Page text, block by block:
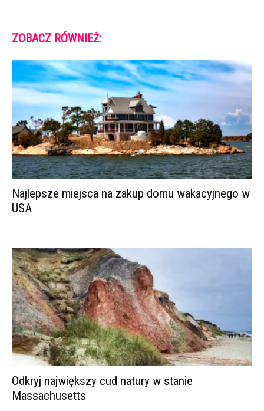
ZOBACZ RÓWNIEŻ:
Najlepsze miejsca na zakup domu wakacyjnego w
USA
Odkryj największy cud natury w stanie
Massachusetts